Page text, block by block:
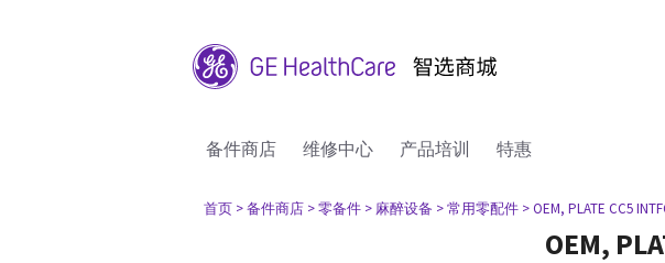
备件商店 维修中心 产品培训 特惠
首页 > 备件商店 > 零备件 > 麻醉设备 > 常用零配件 > OEM, PLATE CC5
OEM,